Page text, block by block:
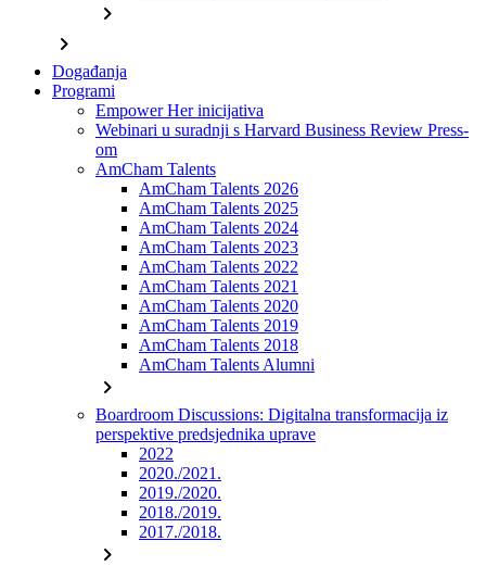
chevron_right
chevron_right
Događanja
Programi
Empower Her inicijativa
Webinari u suradnji s Harvard Business Review Press-
om
AmCham Talents
AmCham Talents 2026
AmCham Talents 2025
AmCham Talents 2024
AmCham Talents 2023
AmCham Talents 2022
AmCham Talents 2021
AmCham Talents 2020
AmCham Talents 2019
AmCham Talents 2018
AmCham Talents Alumni
chevron_right
Boardroom Discussions: Digitalna transformacija iz
perspektive predsjednika uprave
2022
2020./2021.
2019./2020.
2018./2019.
2017./2018.
chevron_right